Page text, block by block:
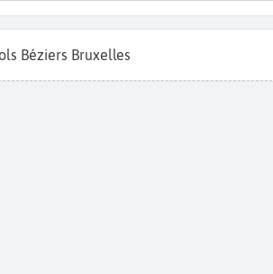
Béziers Bruxelles